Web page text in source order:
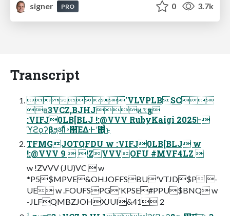
signer
PRO 0 3.7k
Transcript
'VLVPLBSC
ʙ3VCZ,BJHJͷػӡʙ
:VIFJ0LB[BLJ !:@VVV RubyKaigi 2025Ͱ
ϓϩϙʔβϧ͕ॳΊͯ࠾୒͞ΕΔ·Ͱʹ΍ͬͨ͜ͱ
TFMGJOTQFDU w :VIFJ0LB[BLJ w
!:@VVV 9  !ZVVVOFU #MVF4LZ 
w !ZVVV (JU)VC  w
*P5$MPVE&OHJOFFSBU'VTJD$P -
UE w .FOUFSPG'KPSE#PPU$BNQ w
-JLFQMBZJOHXJUI&41 2